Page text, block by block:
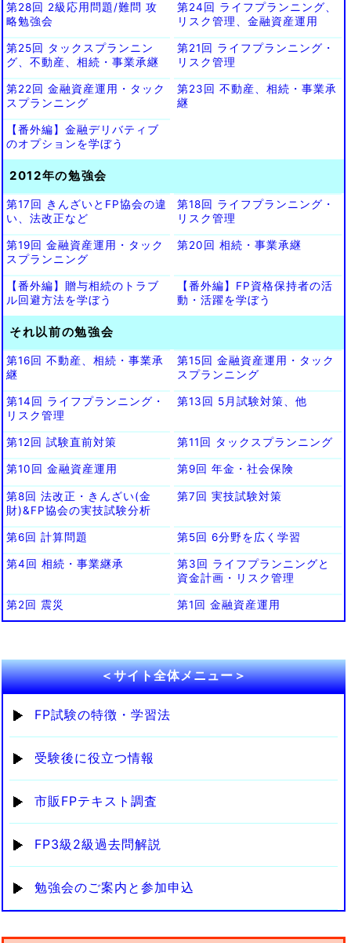
第28回 2級応用問題/難問 攻
略勉強会
第24回 ライフプランニング、
リスク管理、金融資産運用
第25回 タックスプランニン
グ、不動産、相続・事業承継
第21回 ライフプランニング・
リスク管理
第22回 金融資産運用・タック
スプランニング
第23回 不動産、相続・事業承
継
【番外編】金融デリバティブ
のオプションを学ぼう
2012年の勉強会
第17回 きんざいとFP協会の違
い、法改正など
第18回 ライフプランニング・
リスク管理
第19回 金融資産運用・タック
スプランニング
第20回 相続・事業承継
【番外編】贈与相続のトラブ
ル回避方法を学ぼう
【番外編】FP資格保持者の活
動・活躍を学ぼう
それ以前の勉強会
第16回 不動産、相続・事業承
継
第15回 金融資産運用・タック
スプランニング
第14回 ライフプランニング・
リスク管理
第13回 5月試験対策、他
第12回 試験直前対策 第11回 タックスプランニング
第10回 金融資産運用 第9回 年金・社会保険
第8回 法改正・きんざい(金
財)&FP協会の実技試験分析
第7回 実技試験対策
第6回 計算問題 第5回 6分野を広く学習
第4回 相続・事業継承
第3回 ライフプランニングと
資金計画・リスク管理
第2回 震災 第1回 金融資産運用
＜サイト全体メニュー＞
FP試験の特徴・学習法
受験後に役立つ情報
市販FPテキスト調査
FP3級2級過去問解説
勉強会のご案内と参加申込